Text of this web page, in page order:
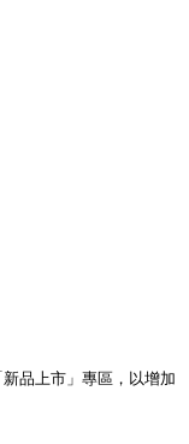
新品上市 」專區，以增加